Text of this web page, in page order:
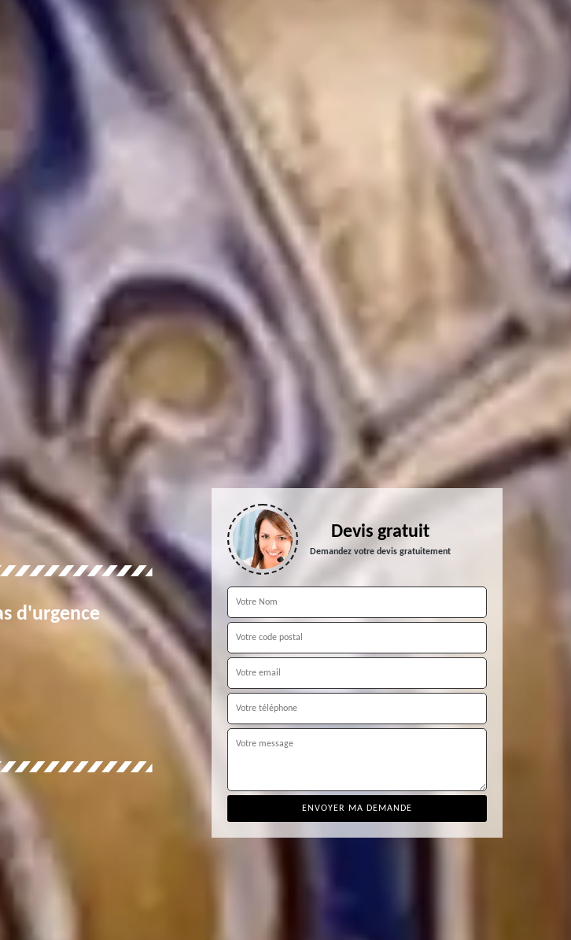
d'urgence
Devis gratuit
Demandez votre devis gratuitement